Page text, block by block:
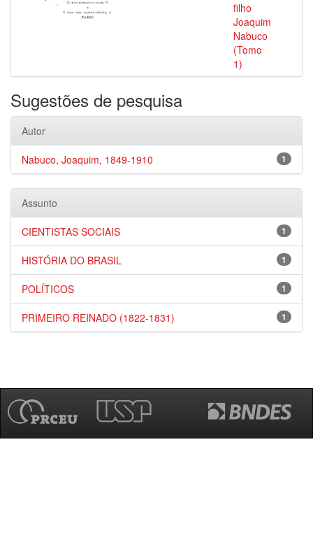
filho
Joaquim
Nabuco
(Tomo
1)
Sugestões de pesquisa
Autor
1
Nabuco, Joaquim, 1849-1910
Assunto
1
CIENTISTAS SOCIAIS
1
HISTÓRIA DO BRASIL
1
POLÍTICOS
1
PRIMEIRO REINADO (1822-1831)